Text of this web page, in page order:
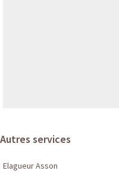
Autres services
Elagueur Asson